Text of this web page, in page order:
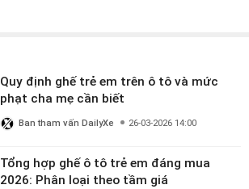
Quy định ghế trẻ em trên ô tô và mức
phạt cha mẹ cần biết
Ban tham vấn DailyXe 26-03-2026 14:00
Tổng hợp ghế ô tô trẻ em đáng mua
2026: Phân loại theo tầm giá